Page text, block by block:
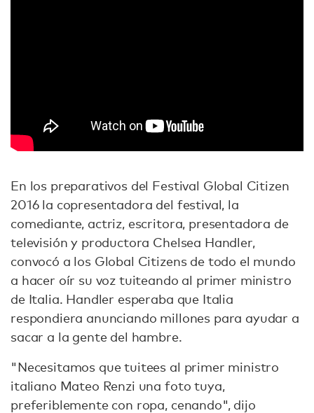
En los preparativos del Festival Global Citizen
2016 la copresentadora del festival, la
comediante, actriz, escritora, presentadora de
televisión y productora Chelsea Handler,
convocó a los Global Citizens de todo el mundo
a hacer oír su voz tuiteando al primer ministro
de Italia. Handler esperaba que Italia
respondiera anunciando millones para ayudar a
sacar a la gente del hambre.
"Necesitamos que tuitees al primer ministro
italiano Mateo Renzi una foto tuya,
preferiblemente con ropa, cenando", dijo